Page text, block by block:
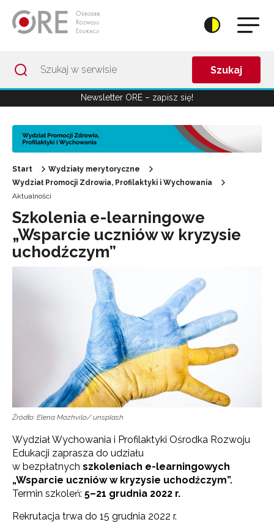
Szukaj
Newsletter ORE – zapisz się!
Start
Wydziały merytoryczne
Wydział Promocji Zdrowia, Profilaktyki i Wychowania
Aktualności
Szkolenia e-learningowe
„Wsparcie uczniów w kryzysie
uchodźczym”
Źródło: Elena Mozhvilo/ unsplash
Wydział Wychowania i Profilaktyki Ośrodka Rozwoju
Edukacji zaprasza do udziału
w bezpłatnych szkoleniach e-learningowych
„Wsparcie uczniów w kryzysie uchodźczym”.
Termin szkoleń: 5–21 grudnia 2022 r.
Rekrutacja trwa do 15 grudnia 2022 r.